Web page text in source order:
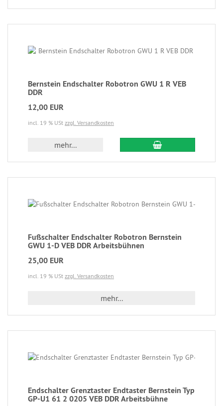
Bernstein Endschalter Robotron GWU 1 R VEB
DDR
12,00 EUR
incl. 19 % USt zzgl. Versandkosten
mehr...
Fußschalter Endschalter Robotron Bernstein
GWU 1-D VEB DDR Arbeitsbühnen
25,00 EUR
incl. 19 % USt zzgl. Versandkosten
mehr...
Endschalter Grenztaster Endtaster Bernstein Typ
GP-U1 61 2 0205 VEB DDR Arbeitsbühne